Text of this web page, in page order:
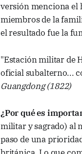
versión menciona el
miembros de la
el resultado fue la
"Estación militar de
oficial subalterno...
Guangdong (1822)
¿Por qué es
militar y sagrado) al
paso de una